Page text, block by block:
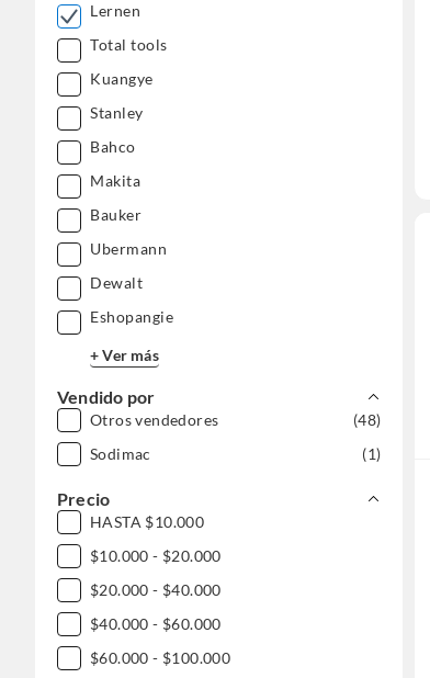
Lernen
Total tools
Kuangye
Stanley
Bahco
Makita
Bauker
Ubermann
Dewalt
Eshopangie
+ Ver más
Vendido por
Otros vendedores
(48)
Sodimac
(1)
Precio
HASTA $10.000
$10.000 - $20.000
$20.000 - $40.000
$40.000 - $60.000
$60.000 - $100.000